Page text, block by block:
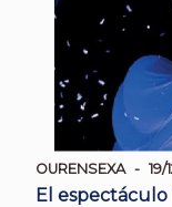
OURENSEXA 19/
El espectáculo